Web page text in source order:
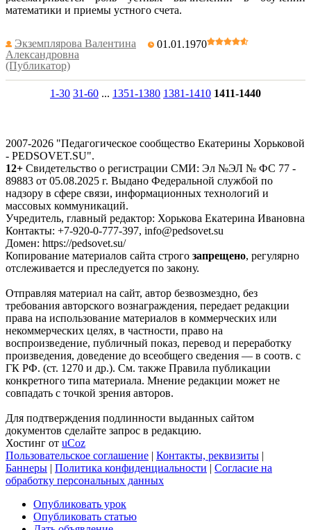
математики и приемы устного счета.
Экземплярова Валентина
Александровна
(Публикатор)
01.01.1970
1-30 31-60 ... 1351-1380 1381-1410 1411-1440
2007-2026 "Педагогическое сообщество Екатерины Хорьковой
- PEDSOVET.SU".
12+ Свидетельство о регистрации СМИ: Эл №ЭЛ № ФС 77 -
89883 от 05.08.2025 г. Выдано Федеральной службой по
надзору в сфере связи, информационных технологий и
массовых коммуникаций.
Учредитель, главный редактор: Хорькова Екатерина Ивановна
Контакты: +7-920-0-777-397, info@pedsovet.su
Домен: https://pedsovet.su/
Копирование материалов сайта строго запрещено, регулярно
отслеживается и преследуется по закону.
Отправляя материал на сайт, автор безвозмездно, без
требования авторского вознаграждения, передает редакции
права на использование материалов в коммерческих или
некоммерческих целях, в частности, право на
воспроизведение, публичный показ, перевод и переработку
произведения, доведение до всеобщего сведения — в соотв. с
ГК РФ. (ст. 1270 и др.). См. также Правила публикации
конкретного типа материала. Мнение редакции может не
совпадать с точкой зрения авторов.
Для подтверждения подлинности выданных сайтом
документов сделайте запрос в редакцию.
Хостинг от uCoz
Пользовательское соглашение | Контакты, реквизиты |
Баннеры | Политика конфиденциальности | Согласие на
обработку персональных данных
Опубликовать урок
Опубликовать статью